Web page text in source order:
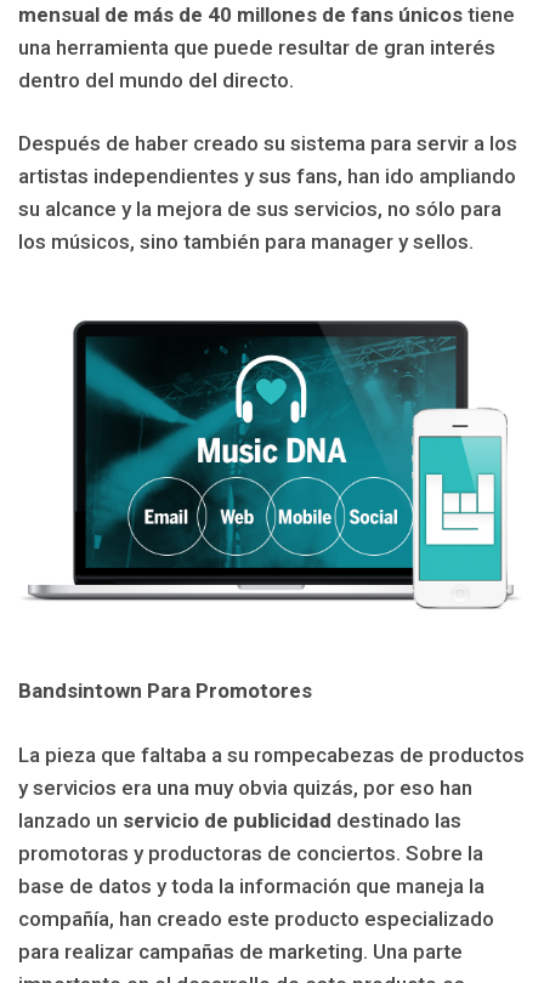
mensual de más de 40 millones de fans únicos tiene
una herramienta que puede resultar de gran interés
dentro del mundo del directo.
Después de haber creado su sistema para servir a los
artistas independientes y sus fans, han ido ampliando
su alcance y la mejora de sus servicios, no sólo para
los músicos, sino también para manager y sellos.
Bandsintown Para Promotores
La pieza que faltaba a su rompecabezas de productos
y servicios era una muy obvia quizás, por eso han
lanzado un servicio de publicidad destinado las
promotoras y productoras de conciertos. Sobre la
base de datos y toda la información que maneja la
compañía, han creado este producto especializado
para realizar campañas de marketing. Una parte